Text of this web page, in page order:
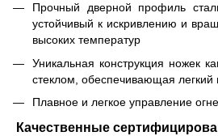
Прочный дверной профиль
устойчивый к искривлению и
высоких температур
Уникальная конструкция ножек
стеклом, обеспечивающая
Плавное и легкое управление
Качественные